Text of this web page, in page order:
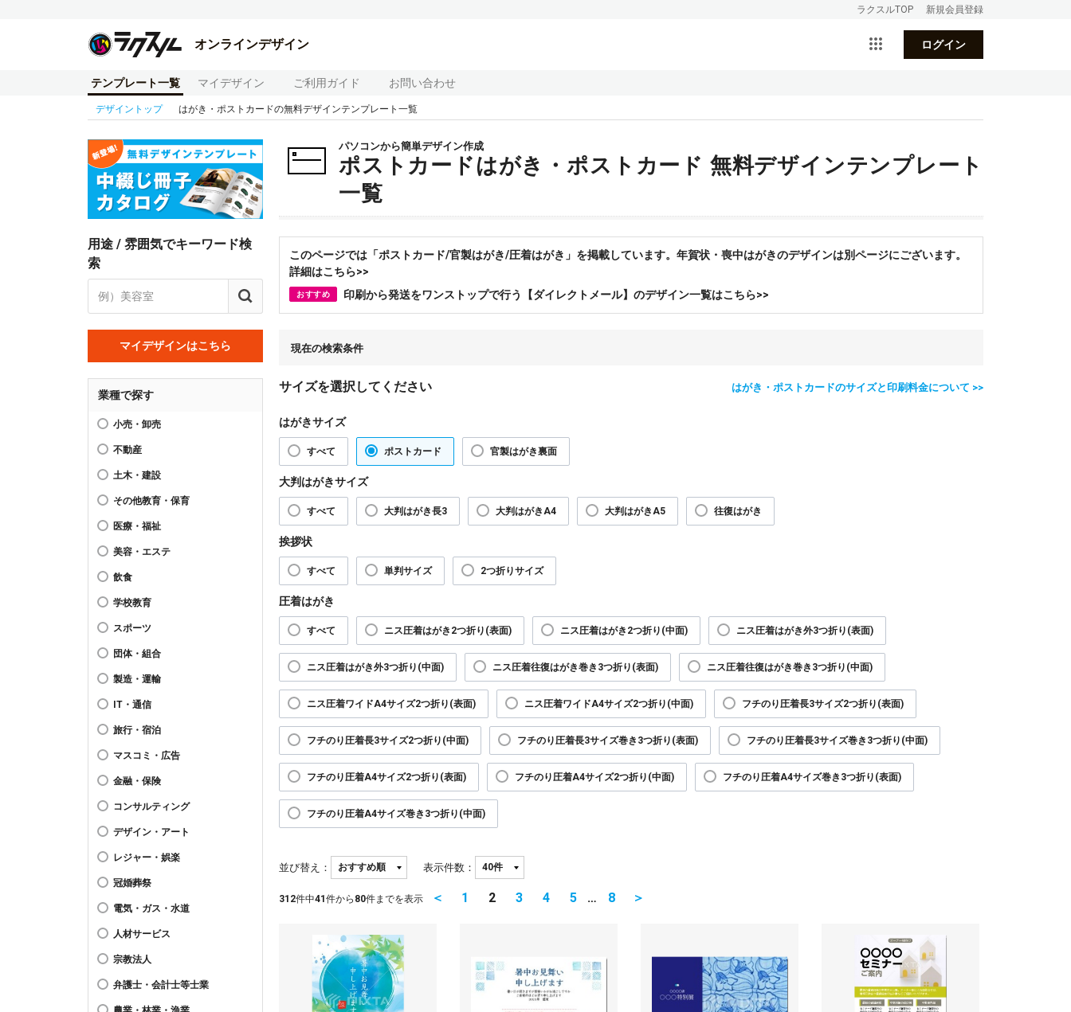
ラクスルTOP 新規会員登録
オンラインデザイン ログイン
テンプレート一覧 マイデザイン ご利用ガイド お問い合わせ
デザイントップ はがき・ポストカードの無料デザインテンプレート一覧
用途 / 雰囲気でキーワード検
索
マイデザインはこちら
業種で探す
小売・卸売
不動産
土木・建設
その他教育・保育
医療・福祉
美容・エステ
飲食
学校教育
スポーツ
団体・組合
製造・運輸
IT・通信
旅行・宿泊
マスコミ・広告
金融・保険
コンサルティング
デザイン・アート
レジャー・娯楽
冠婚葬祭
電気・ガス・水道
人材サービス
宗教法人
弁護士・会計士等士業
パソコンから簡単デザイン作成
ポストカードはがき・ポストカード 無料デザインテンプレート
一覧
このページでは「ポストカード/官製はがき/圧着はがき」を掲載しています。年賀状・喪中はがきのデザインは別ページにございます。
詳細はこちら>>
おすすめ 印刷から発送をワンストップで行う【ダイレクトメール】のデザイン一覧はこちら>>
現在の検索条件
サイズを選択してください はがき・ポストカードのサイズと印刷料金について >>
はがきサイズ
すべて ポストカード 官製はがき裏面
大判はがきサイズ
すべて 大判はがき長3 大判はがきA4 大判はがきA5 往復はがき
挨拶状
すべて 単判サイズ 2つ折りサイズ
圧着はがき
すべて ニス圧着はがき2つ折り(表面) ニス圧着はがき2つ折り(中面) ニス圧着はがき外3つ折り(表面)
ニス圧着はがき外3つ折り(中面) ニス圧着往復はがき巻き3つ折り(表面) ニス圧着往復はがき巻き3つ折り(中面)
ニス圧着ワイドA4サイズ2つ折り(表面) ニス圧着ワイドA4サイズ2つ折り(中面) フチのり圧着長3サイズ2つ折り(表面)
フチのり圧着長3サイズ2つ折り(中面) フチのり圧着長3サイズ巻き3つ折り(表面) フチのり圧着長3サイズ巻き3つ折り(中面)
フチのり圧着A4サイズ2つ折り(表面) フチのり圧着A4サイズ2つ折り(中面) フチのり圧着A4サイズ巻き3つ折り(表面)
フチのり圧着A4サイズ巻き3つ折り(中面)
並び替え： 表示件数：
312件中41 件から 80件までを表示 ＜ 1 2 3 4 5 … 8 ＞